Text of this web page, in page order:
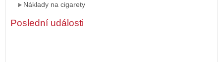
Náklady na cigarety
Poslední události